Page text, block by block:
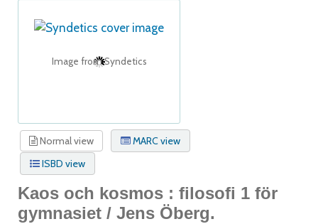
Image from Syndetics
Normal view
MARC view
ISBD view
Kaos och kosmos : filosofi 1 för
gymnasiet / Jens Öberg.